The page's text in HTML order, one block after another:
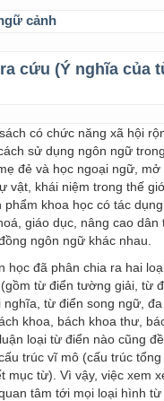
cảnh
cứu (Ý nghĩa của
có chức năng xã hội
sử dụng ngôn ngữ
đẻ và học ngoại ngữ,
vật, khái niệm trong thế
phẩm khoa học có tác
giáo dục, nâng cao
ngôn ngữ khác nhau.
học đã phân chia ra hai
từ điển tường giải, từ
nghĩa, từ điển song ngữ,
khoa, bách khoa thư,
loại từ điển nào cũng
trúc vĩ mô (cấu trúc
mục từ). Vì vậy, việc xem
tâm tới mọi loại hình